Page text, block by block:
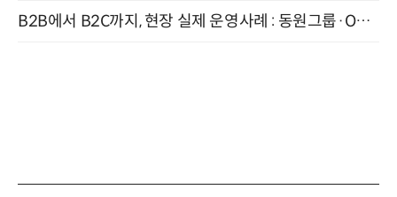
B2B에서 B2C까지, 현장 실제 운영사례 : 동원그룹·OCI·다이닝브랜즈그룹·당근 (8/27)